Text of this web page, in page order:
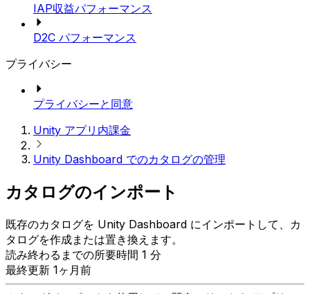
IAP収益パフォーマンス
D2C パフォーマンス
プライバシー
プライバシーと同意
Unity アプリ内課金
Unity Dashboard でのカタログの管理
カタログのインポート
既存のカタログを Unity Dashboard にインポートして、カ
タログを作成または置き換えます。
読み終わるまでの所要時間 1 分
最終更新 1ヶ月前